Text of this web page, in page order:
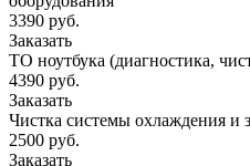
3390 руб.
Заказать
ТО ноутбука (диагностика,
4390 руб.
Заказать
Чистка системы охлаждения и
2500 руб.
Заказать